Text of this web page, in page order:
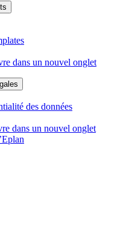
dans un nouvel onglet
des données
dans un nouvel onglet